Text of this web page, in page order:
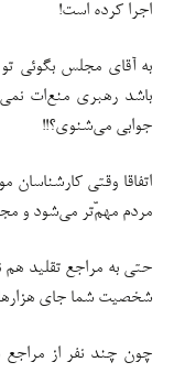
اجرا کرده است!
به آقای مجلس بگوئی
باشد رهبری منع‌ات
جوابی می‌شنوی؟!!
اتفاقا وقتی
مردم مهمّ‌تر می‌شود و
حتی به مراجع تقلید
شخصیت شما جای
چون چند نفر از مراجع